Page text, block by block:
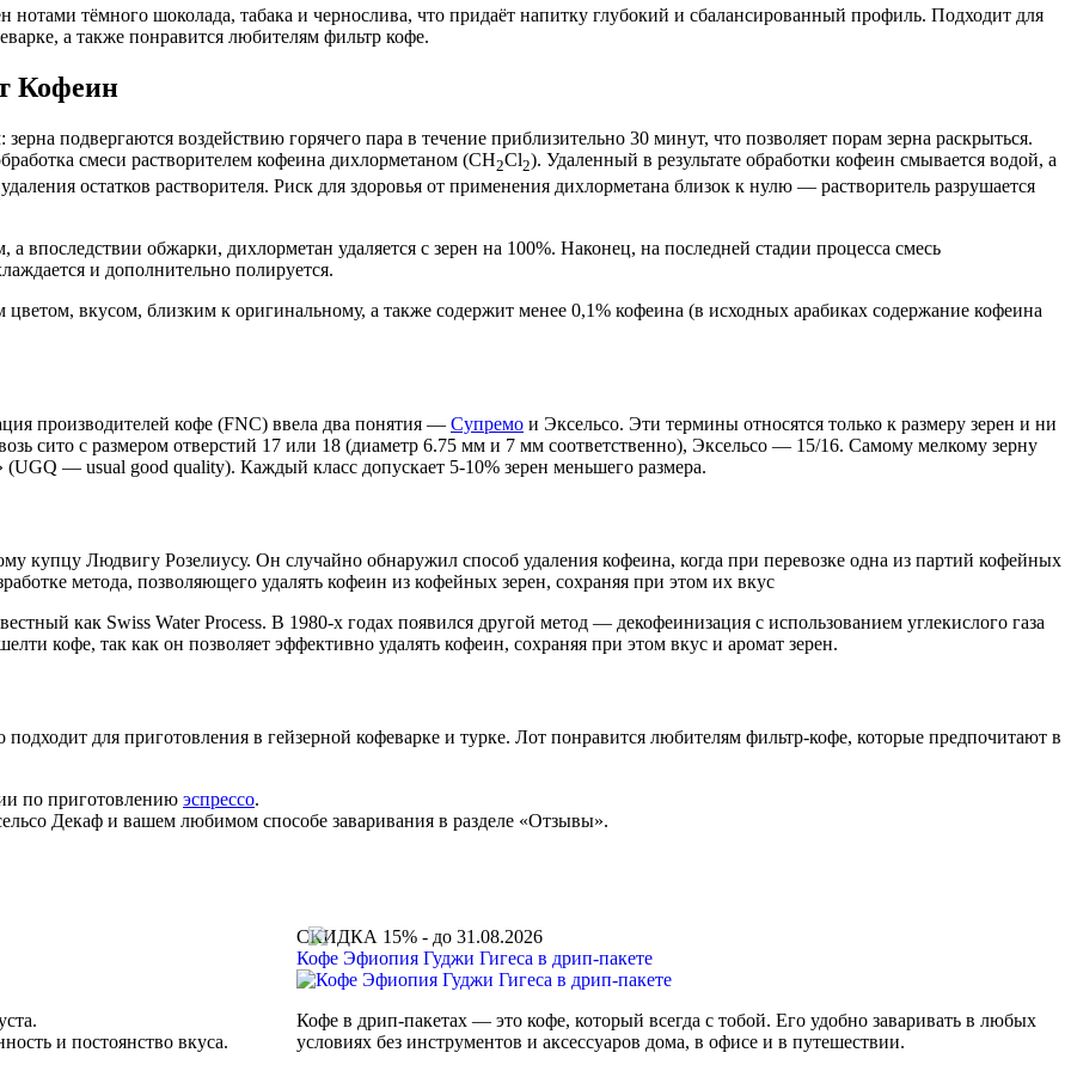
тёмного шоколада, табака и чернослива, что придаёт напитку глубокий и сбалансированный профиль. Подходит для
а также понравится любителям фильтр кофе.
Кофеин
подвергаются воздействию горячего пара в течение приблизительно 30 минут, что позволяет порам зерна раскрыться.
смеси растворителем кофеина дихлорметаном (СH2Cl2). Удаленный в результате обработки кофеин смывается водой, а
остатков растворителя. Риск для здоровья от применения дихлорметана близок к нулю — растворитель разрушается
впоследствии обжарки, дихлорметан удаляется с зерен на 100%. Наконец, на последней стадии процесса смесь
и дополнительно полируется.
цветом, вкусом, близким к оригинальному, а также содержит менее 0,1% кофеина (в исходных арабиках содержание кофеина
производителей кофе (FNC) ввела два понятия — Супремо и Эксельсо. Эти термины относятся только к размеру зерен и ни
сито с размером отверстий 17 или 18 (диаметр 6.75 мм и 7 мм соответственно), Эксельсо — 15/16. Самому мелкому зерну
— usual good quality). Каждый класс допускает 5-10% зерен меньшего размера.
купцу Людвигу Розелиусу. Он случайно обнаружил способ удаления кофеина, когда при перевозке одна из партий кофейных
метода, позволяющего удалять кофеин из кофейных зерен, сохраняя при этом их вкус
как Swiss Water Process. В 1980-х годах появился другой метод — декофеинизация с использованием углекислого газа
кофе, так как он позволяет эффективно удалять кофеин, сохраняя при этом вкус и аромат зерен.
для приготовления в гейзерной кофеварке и турке. Лот понравится любителям фильтр-кофе, которые предпочитают в
по приготовлению эспрессо.
Декаф и вашем любимом способе заваривания в разделе «Отзывы».
и постоянство вкуса.
СКИДКА 15% - до 31.08.2026
Кофе Эфиопия Гуджи Гигеса в дрип-пакете
Кофе в дрип-пакетах — это кофе, который всегда с тобой. Его удобно заваривать в любых
условиях без инструментов и аксессуаров дома, в офисе и в путешествии.